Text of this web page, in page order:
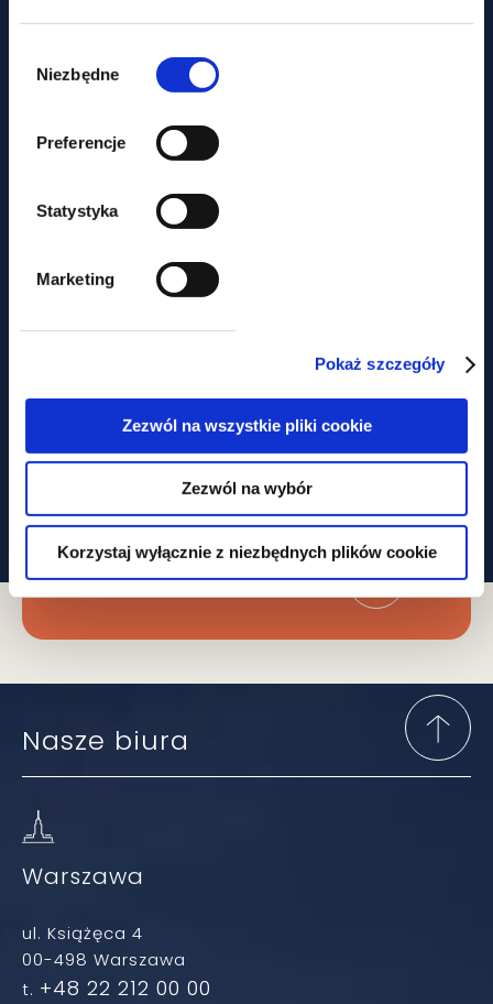
zgody
Niezbędne
Preferencje
Statystyka
Marketing
Pokaż szczegóły
Zezwól na wszystkie pliki cookie
Zezwól na wybór
Korzystaj wyłącznie z niezbędnych plików cookie
aktualności
Nie tylko prawem... Piknik
charytatywny z udziałem GWW
Obawiasz się,
że ominą Cię
najważniejsze zmiany
W prawie?
Zapisz się do newslettera
Nasze biura
Warszawa
ul. Książęca 4
00-498 Warszawa
t. +48 22 212 00 00